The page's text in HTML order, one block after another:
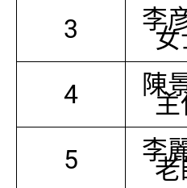
3 李
女
4 陳
5 李
老